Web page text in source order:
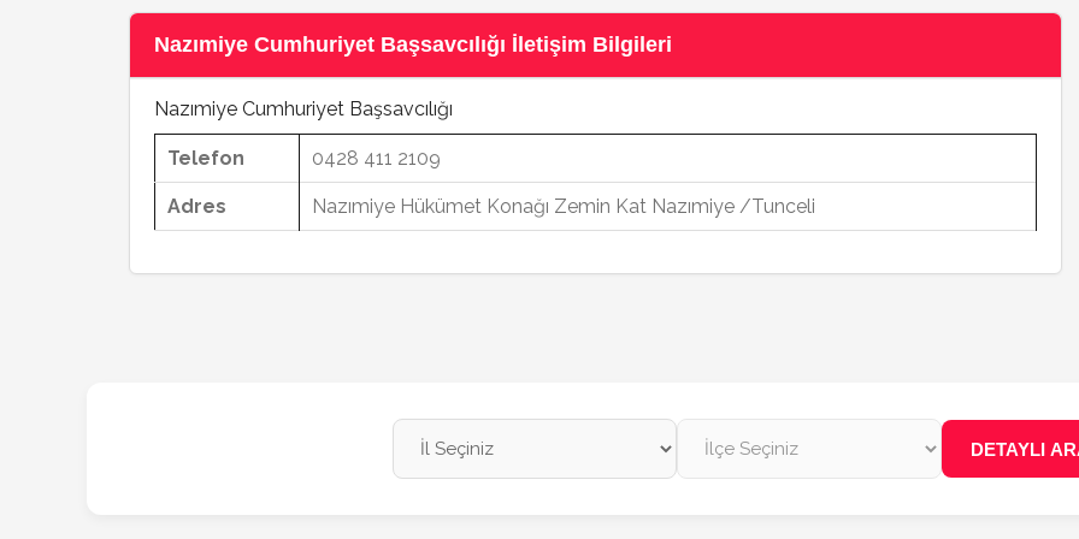
Nazımiye Cumhuriyet Başsavcılığı İletişim Bilgileri
Nazımiye Cumhuriyet Başsavcılığı
Telefon 0428 411 2109
Adres Nazımiye Hükümet Konağı Zemin Kat Nazımiye /Tunceli
DETAYLI